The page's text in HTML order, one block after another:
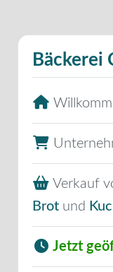
Bäckerei
Verkauf
Brot und
Jetzt